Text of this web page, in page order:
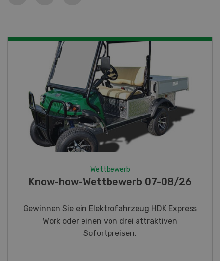
Fotorätsel 07-08/26
Gewinnen Sie eines von fünf LANDI
Taschenmessern